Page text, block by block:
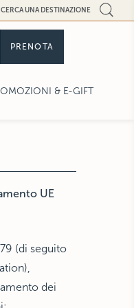
CERCA UNA DESTINAZIONE
PRENOTA
& E-GIFT
UE
(di seguito
dei